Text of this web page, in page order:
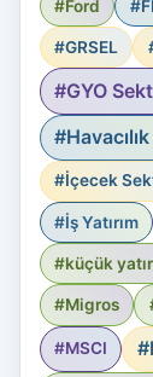
#Ford
#GRSEL
#GYO
#İçecek
#İş Yatırım
#küçük
#Migros
#MSCI